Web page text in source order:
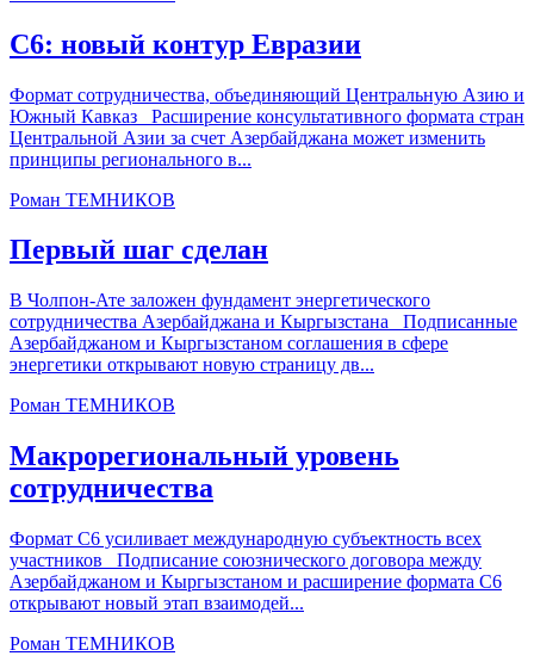
С6: новый контур Евразии
Формат сотрудничества, объединяющий Центральную Азию и
Южный Кавказ Расширение консультативного формата стран
Центральной Азии за счет Азербайджана может изменить
принципы регионального в...
Роман ТЕМНИКОВ
Первый шаг сделан
В Чолпон-Ате заложен фундамент энергетического
сотрудничества Азербайджана и Кыргызстана Подписанные
Азербайджаном и Кыргызстаном соглашения в сфере
энергетики открывают новую страницу дв...
Роман ТЕМНИКОВ
Макрорегиональный уровень
сотрудничества
Формат С6 усиливает международную субъектность всех
участников Подписание союзнического договора между
Азербайджаном и Кыргызстаном и расширение формата С6
открывают новый этап взаимодей...
Роман ТЕМНИКОВ